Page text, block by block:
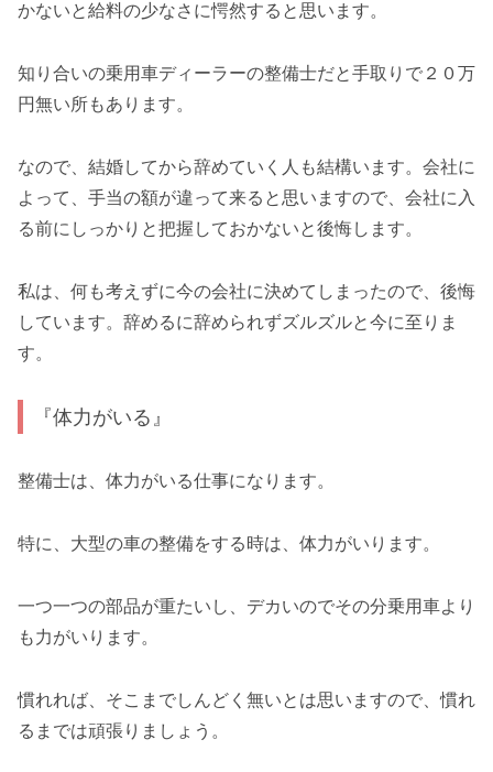
かないと給料の少なさに愕然すると思います。
知り合いの乗用車ディーラーの整備士だと手取りで２０万
円無い所もあります。
なので、結婚してから辞めていく人も結構います。会社に
よって、手当の額が違って来ると思いますので、会社に入
る前にしっかりと把握しておかないと後悔します。
私は、何も考えずに今の会社に決めてしまったので、後悔
しています。辞めるに辞められずズルズルと今に至りま
す。
『体力がいる』
整備士は、体力がいる仕事になります。
特に、大型の車の整備をする時は、体力がいります。
一つ一つの部品が重たいし、デカいのでその分乗用車より
も力がいります。
慣れれば、そこまでしんどく無いとは思いますので、慣れ
るまでは頑張りましょう。